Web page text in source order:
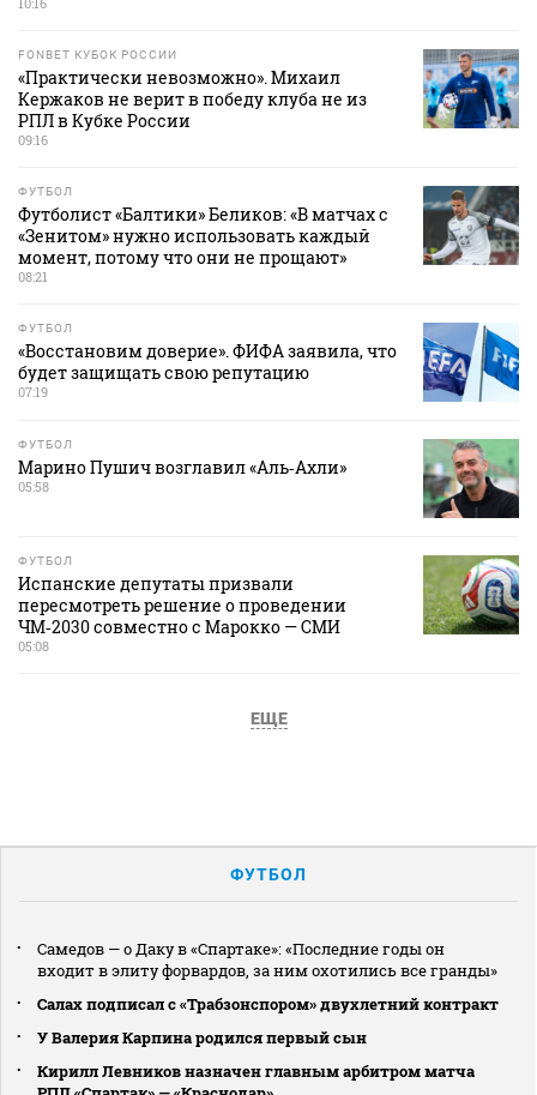
FONBET КУБОК РОССИИ
«Практически невозможно». Михаил
Кержаков не верит в победу клуба не из
РПЛ в Кубке России
09:16
ФУТБОЛ
Футболист «Балтики» Беликов: «В матчах с
«Зенитом» нужно использовать каждый
момент, потому что они не прощают»
08:21
ФУТБОЛ
«Восстановим доверие». ФИФА заявила, что
будет защищать свою репутацию
07:19
ФУТБОЛ
Марино Пушич возглавил «Аль‑Ахли»
05:58
ФУТБОЛ
Испанские депутаты призвали
пересмотреть решение о проведении
ЧМ‑2030 совместно с Марокко — СМИ
05:08
ЕЩЕ
ФУТБОЛ
Самедов — о Даку в «Спартаке»: «Последние годы он
входит в элиту форвардов, за ним охотились все гранды»
Салах подписал с «Трабзонспором» двухлетний контракт
У Валерия Карпина родился первый сын
Кирилл Левников назначен главным арбитром матча